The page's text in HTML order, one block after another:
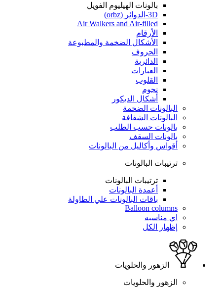
بالونات الهيليوم الفويل
3D-الدوائر (orbz)
Air Walkers and Air-filled
الأرقام
الأشكال الضخمة والمطبوعة
الحروف
الدائرية
العبارات
القلوب
نجوم
أشكال الديكور
البالونات الضخمة
البالونات الشفافة
بالونات حسب الطلب
بالونات السقف
أقواس وأكاليل من البالونات
ترتيبات البالونات
ترتيبات البالونات
أعمدة البالونات
باقات البالونات علي الطاولة
Balloon columns
اي مناسبه
إظهار الكل
الزهور والحلويات
الزهور والحلويات